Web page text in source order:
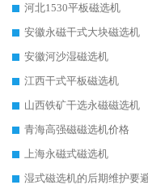
河北1530平板磁选机
安徽永磁干式大块磁选机
安徽河沙湿磁选机
江西干式平板磁选机
山西铁矿干选永磁磁选机
青海高强磁磁选机价格
上海永磁式磁选机